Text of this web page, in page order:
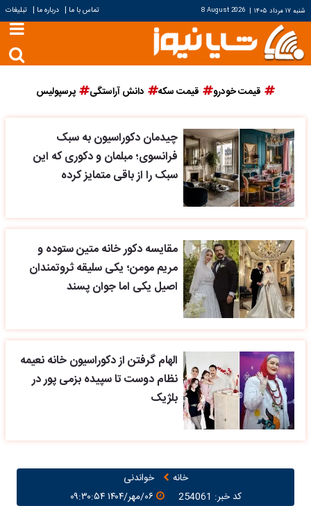
شنبه ۱۷ مرداد ۱۴۰۵ |
8 August 2026 تماس با ما | درباره ما | تبلیغات
قیمت خودرو قیمت سکه دانش آراستگی پرسپولیس
چیدمان دکوراسیون به سبک
فرانسوی؛ مبلمان و دکوری که این
سبک را از باقی متمایز کرده
مقایسه دکور خانه متین ستوده و
مریم مومن؛ یکی سلیقه ثروتمندان
اصیل یکی اما جوان پسند
الهام گرفتن از دکوراسیون خانه نعیمه
نظام دوست تا سپیده بزمی پور در
بلژیک
خانه
خواندنی
کد خبر: 254061